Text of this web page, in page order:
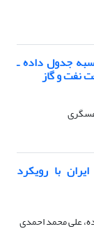
جدول داده ـ
نفت و گاز
عسگری
با رویکرد
علی محمد احمدی